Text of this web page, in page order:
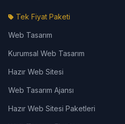
Tek Fiyat Paketi
Web Tasarım
Kurumsal Web Tasarım
Hazır Web Sitesi
Web Tasarım Ajansı
Hazır Web Sitesi Paketleri